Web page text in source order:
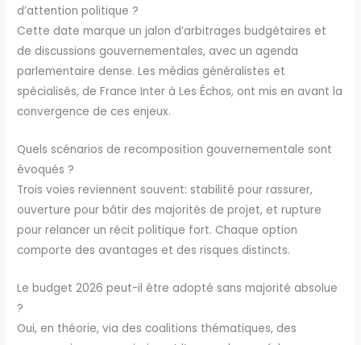
d’attention politique ?
Cette date marque un jalon d’arbitrages budgétaires et
de discussions gouvernementales, avec un agenda
parlementaire dense. Les médias généralistes et
spécialisés, de France Inter à Les Échos, ont mis en avant la
convergence de ces enjeux.
Quels scénarios de recomposition gouvernementale sont
évoqués ?
Trois voies reviennent souvent: stabilité pour rassurer,
ouverture pour bâtir des majorités de projet, et rupture
pour relancer un récit politique fort. Chaque option
comporte des avantages et des risques distincts.
Le budget 2026 peut-il être adopté sans majorité absolue
?
Oui, en théorie, via des coalitions thématiques, des